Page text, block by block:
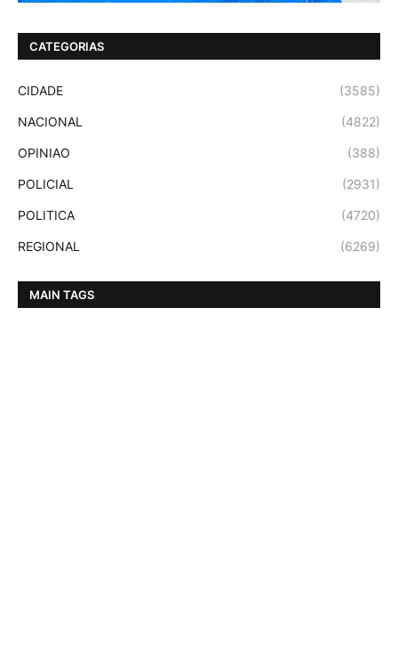
CATEGORIAS
CIDADE (3585)
NACIONAL (4822)
OPINIAO (388)
POLICIAL (2931)
POLITICA (4720)
REGIONAL (6269)
MAIN TAGS